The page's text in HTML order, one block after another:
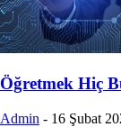
Öğretmek Hiç
Admin - 16 Şubat